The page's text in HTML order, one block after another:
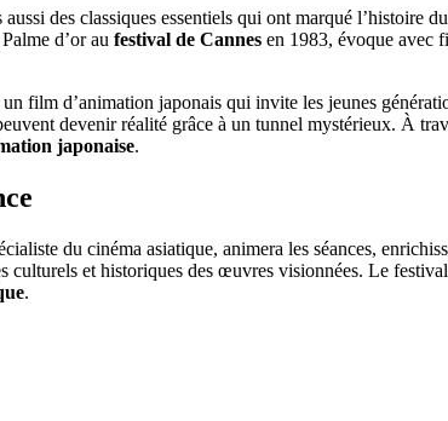
des classiques essentiels qui ont marqué l’histoire
d’or au festival de Cannes en 1983, évoque avec
un film d’animation japonais qui invite les jeunes
devenir réalité grâce à un tunnel mystérieux. À
japonaise.
du cinéma asiatique, animera les séances,
culturels et historiques des œuvres visionnées. Le
.